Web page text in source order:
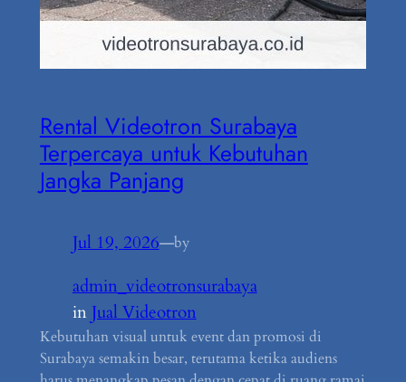
Rental Videotron Surabaya
Terpercaya untuk Kebutuhan
Jangka Panjang
Jul 19, 2026—by
admin_videotronsurabaya
in Jual Videotron
Kebutuhan visual untuk event dan promosi di
Surabaya semakin besar, terutama ketika audiens